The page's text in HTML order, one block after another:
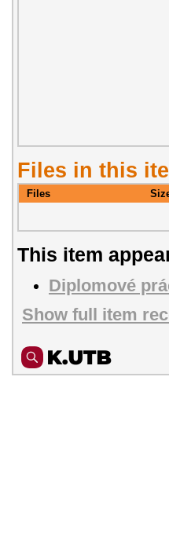
Files in this
Files
This item
Diplomové
Show full item